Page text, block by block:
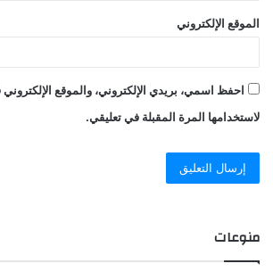
الموقع الإلكتروني
احفظ اسمي، بريدي الإلكتروني، والموقع
لاستخدامها المرة المقبلة في تعليقي.
منوعات